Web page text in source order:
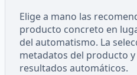
Elige a mano las
producto concreto en
del automatismo. La
metadatos del producto y
resultados automáticos.